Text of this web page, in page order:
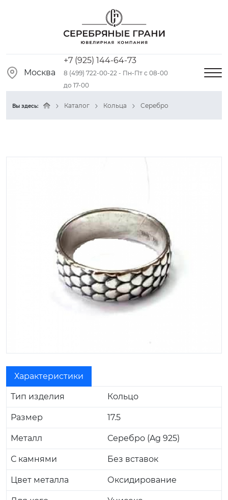
Москва
+7 (925) 144-64-73
8 (499) 722-00-22 - Пн-Пт с 08-00
до 17-00
Вы здесь: Каталог Кольца Серебро
Характеристики
Тип изделия Кольцо
Размер 17.5
Металл Серебро (Ag 925)
С камнями Без вставок
Цвет металла Оксидирование